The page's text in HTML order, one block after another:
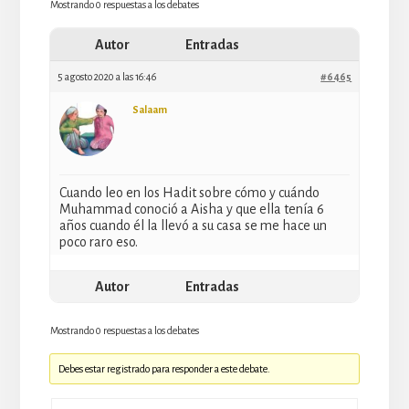
Mostrando 0 respuestas a los debates
Autor Entradas
5 agosto 2020 a las 16:46 #6465
Salaam
Cuando leo en los Hadit sobre cómo y cuándo
Muhammad conoció a Aisha y que ella tenía 6
años cuando él la llevó a su casa se me hace un
poco raro eso.
Autor Entradas
Mostrando 0 respuestas a los debates
Debes estar registrado para responder a este debate.